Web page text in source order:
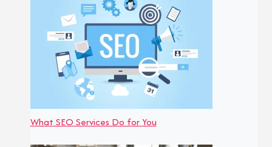
What SEO Services Do for You